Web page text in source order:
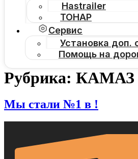
Hastrailer
ТОНАР
Сервис
Установка доп.
Помощь на
Рубрика: КАМАЗ
Мы стали №1 в !